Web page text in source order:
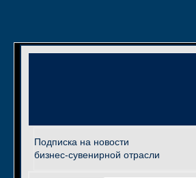
Подписка на новости
бизнес-сувенирной отрасли